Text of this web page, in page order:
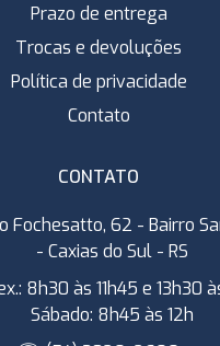
Prazo de entrega
Trocas e devoluções
Política de privacidade
Contato
CONTATO
Fochesatto, 62 - Bairro
- Caxias do Sul - RS
8h30 às 11h45 e 13h30
Sábado: 8h45 às 12h